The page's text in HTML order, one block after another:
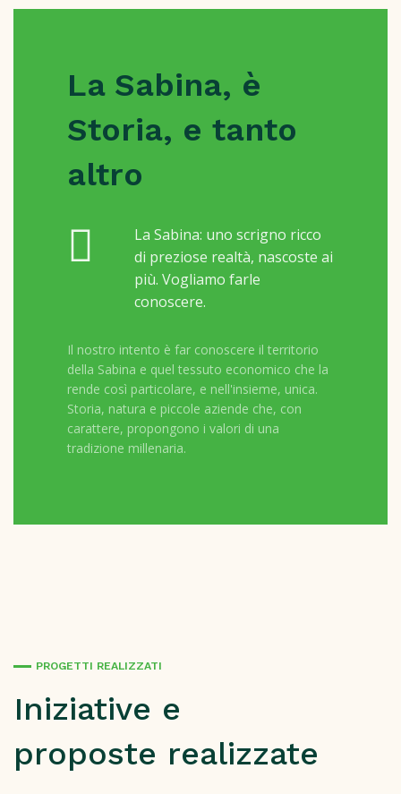
La Sabina, è
Storia, e tanto
altro
La Sabina: uno scrigno ricco
di preziose realtà, nascoste ai
più. Vogliamo farle
conoscere.
Il nostro intento è far conoscere il territorio
della Sabina e quel tessuto economico che la
rende così particolare, e nell'insieme, unica.
Storia, natura e piccole aziende che, con
carattere, propongono i valori di una
tradizione millenaria.
PROGETTI REALIZZATI
Iniziative e
proposte realizzate